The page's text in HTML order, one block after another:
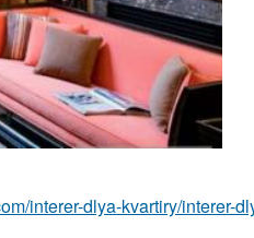
interer-dlya-kvartiry/interer-